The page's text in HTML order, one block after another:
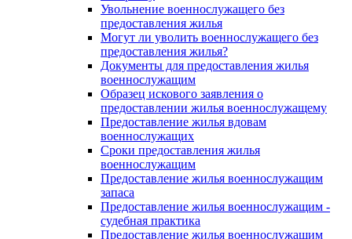
Увольнение военнослужащего без
предоставления жилья
Могут ли уволить военнослужащего без
предоставления жилья?
Документы для предоставления жилья
военнослужащим
Образец искового заявления о
предоставлении жилья военнослужащему
Предоставление жилья вдовам
военнослужащих
Сроки предоставления жилья
военнослужащим
Предоставление жилья военнослужащим
запаса
Предоставление жилья военнослужащим -
судебная практика
Предоставление жилья военнослужащим